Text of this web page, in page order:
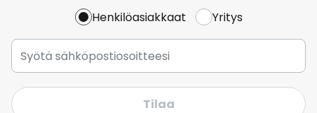
Henkilöasiakkaat Yritys
Tilaa